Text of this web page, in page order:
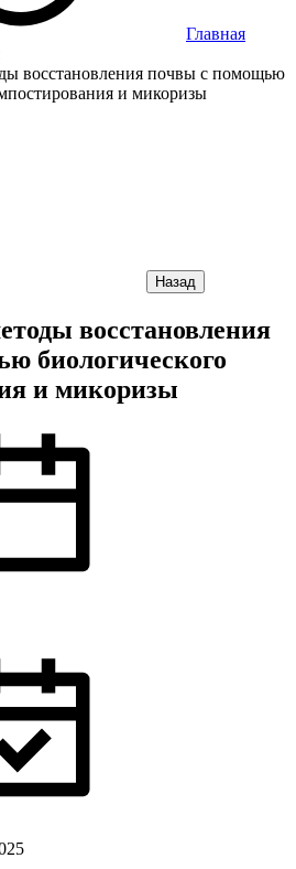
Главная
восстановления почвы с помощью
и микоризы
Назад
восстановления
биологического
и микоризы